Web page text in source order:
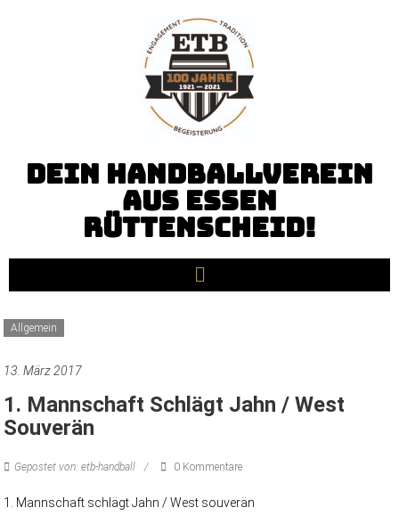
Dein Handballverein
aus Essen
Rüttenscheid!
Allgemein
13. März 2017
1. Mannschaft Schlägt Jahn / West
Souverän
Gepostet von: etb-handball 0 Kommentare
1. Mannschaft schlägt Jahn / West souverän